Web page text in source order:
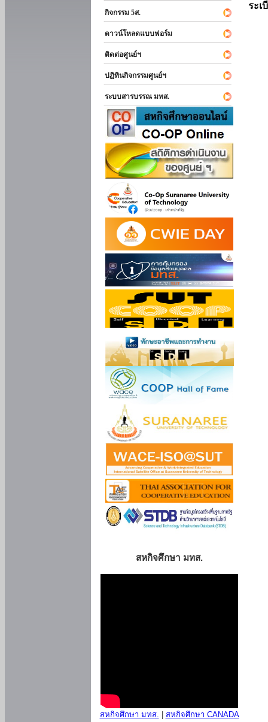
กิจกรรม 5ส.
ดาวน์โหลดแบบฟอร์ม
ติดต่อศูนย์ฯ
ปฏิทินกิจกรรมศูนย์ฯ
ระบบสารบรรณ มทส.
สหกิจศึกษา มทส.
สหกิจศึกษา มทส.
สหกิจศึกษา CANADA
ระเ